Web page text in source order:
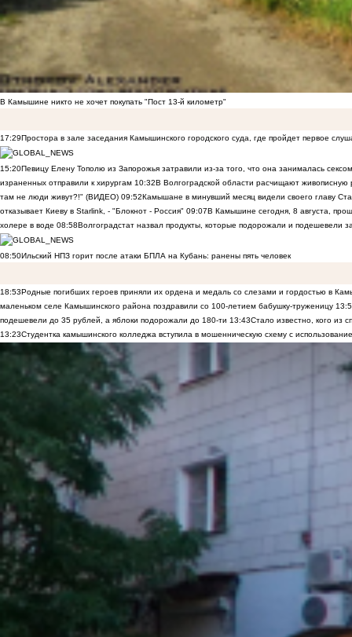
В Камышине никто не хочет покупать "Пост 13-й километр"
17:29Простора в зале заседания Камышинского городского суда, где пройдет первое
15:20Певицу Елену Тополю из Запорожья затравили из-за того, что она занималась
израненных отправили к хирургам 10:32В Волгоградской области расчищают
там не люди живут?!" (ВИДЕО) 09:52Камышане в минувший месяц видели своего главу
отказывает Киеву в Starlink, - "Блокнот - Россия" 09:07В Камышине сегодня, 8 августа,
холере в воде 08:58Волгоградстат назвал продукты, которые подорожали и подешевели
08:50Ильский НПЗ горит после атаки БПЛА на Кубань: ранены пять человек
18:53Родные погибших героев приняли их ордена и медаль со слезами и гордостью в
маленьком селе Камышинского района поздравили со 100-летием бабушку-труженицу
подешевели до 35 рублей, а яблоки подорожали до 180-ти 13:43Стало известно, кого из
13:23Студентка камышинского колледжа вступила в мошенническую схему с